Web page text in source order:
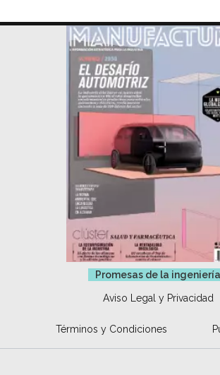
Promesas de la ingeniería
Aviso Legal y Privacidad
Términos y Condiciones